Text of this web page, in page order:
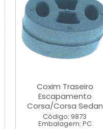
Coxim Traseiro
Escapamento
Corsa/Corsa Sedan
Código: 9873
Embalagem: PC